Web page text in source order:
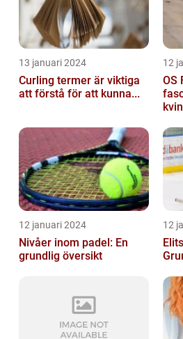
13 januari 2024
Curling termer är viktiga
att förstå för att kunna...
12
OS
12 januari 2024
Nivåer inom padel: En
grundlig översikt
12